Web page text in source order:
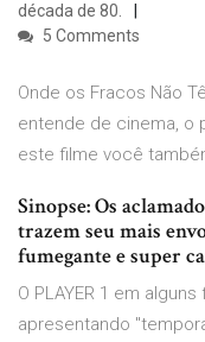
década de 80.
5 Comments
Onde os Fracos Não
entende de cinema, o
este filme você
Sinopse: Os
trazem seu mais
fumegante e super
O PLAYER 1 em
apresentando